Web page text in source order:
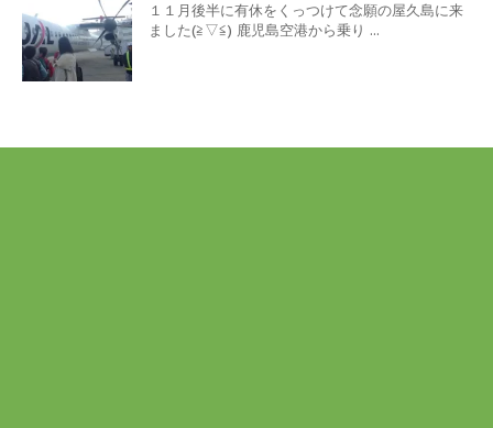
１１月後半に有休をくっつけて念願の屋久島に来
ました(≧▽≦) 鹿児島空港から乗り ...